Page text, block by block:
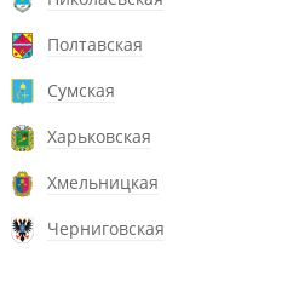
Полтавская
Сумская
Харьковская
Хмельницкая
Черниговская